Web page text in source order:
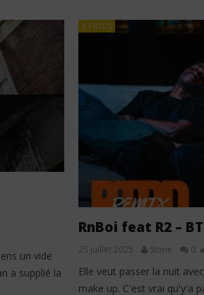
un vide
a supplié la
LYRICS
RnBoi feat R2 –
25 juillet 2025 Stone 0
Elle veut passer la nuit
make up. C'est vrai qu'y'a